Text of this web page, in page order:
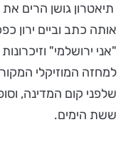
תיאטרון גושן הרים
אותה כתב וביים ירון
"אני ירושלמי"
למחזה המוזיקלי
שלפני קום המדינה,
ששת הימים.